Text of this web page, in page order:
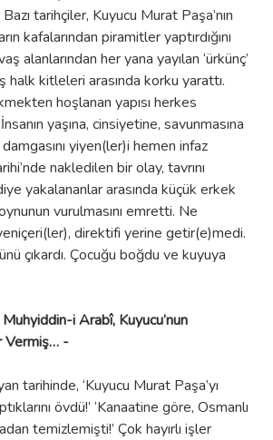
tarihçiler, Kuyucu Murat Paşa’nın
kafalarından piramitler yaptırdığını
alanlarından her yana yayılan ‘ürkünç’
halk kitleleri arasında korku yarattı.
hoşlanan yapısı herkes
yaşına, cinsiyetine, savunmasına
damgasını yiyen(ler)i hemen infaz
nakledilen bir olay, tavrını
diye yakalananlar arasında küçük erkek
vurulmasını emretti. Ne
direktifi yerine getir(e)medi.
çıkardı. Çocuğu boğdu ve kuyuya
i Arabî, Kuyucu’nun
Vermiş… -
tarihinde, ‘Kuyucu Murat Paşa’yı
övdü!’ ‘Kanaatine göre, Osmanlı
temizlemişti!’ Çok hayırlı işler